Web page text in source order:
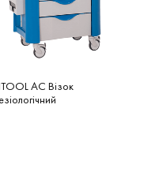
AC Візок